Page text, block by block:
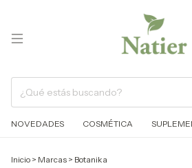
NOVEDADES COSMÉTICA
Inicio > Marcas > Botanika